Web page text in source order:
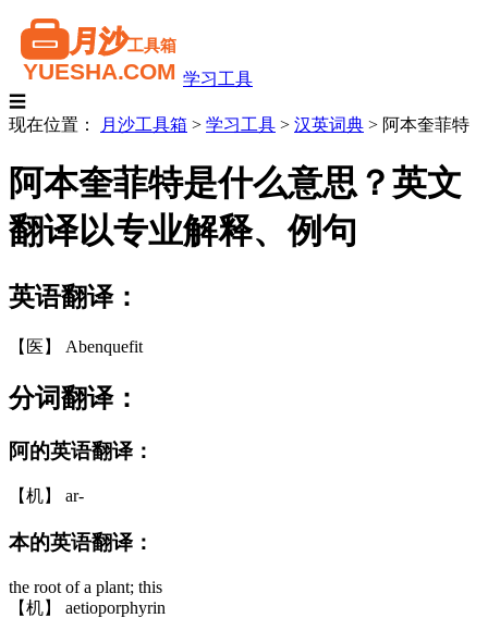
学习工具
☰
现在位置：
月沙工具箱 > 学习工具 > 汉英词典 > 阿本奎菲特
阿本奎菲特是什么意思？英文
翻译以专业解释、例句
英语翻译：
【医】 Abenquefit
分词翻译：
阿的英语翻译：
【机】 ar-
本的英语翻译：
the root of a plant; this
【机】 aetioporphyrin